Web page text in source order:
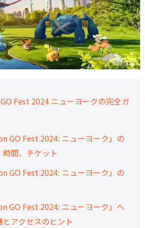
Fest 2024 ニューヨークの完全ガ
GO Fest 2024: ニューヨーク」の
時間、チケット
GO Fest 2024: ニューヨーク」の
GO Fest 2024: ニューヨーク」へ
アクセスのヒント